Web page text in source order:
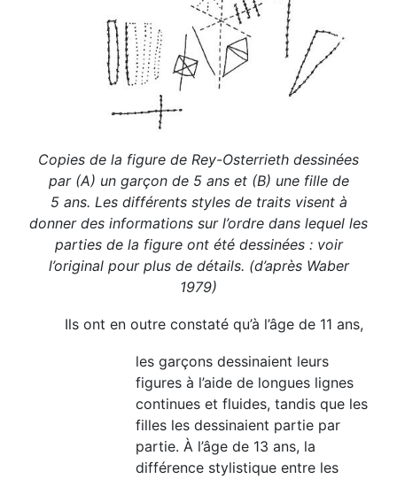
Copies de la figure de Rey-Osterrieth dessinées
par (A) un garçon de 5 ans et (B) une fille de
5 ans. Les différents styles de traits visent à
donner des informations sur l’ordre dans lequel les
parties de la figure ont été dessinées : voir
l’original pour plus de détails. (d’après Waber
1979)
Ils ont en outre constaté qu’à l’âge de 11 ans,
les garçons dessinaient leurs
figures à l’aide de longues lignes
continues et fluides, tandis que les
filles les dessinaient partie par
partie. À l’âge de 13 ans, la
différence stylistique entre les